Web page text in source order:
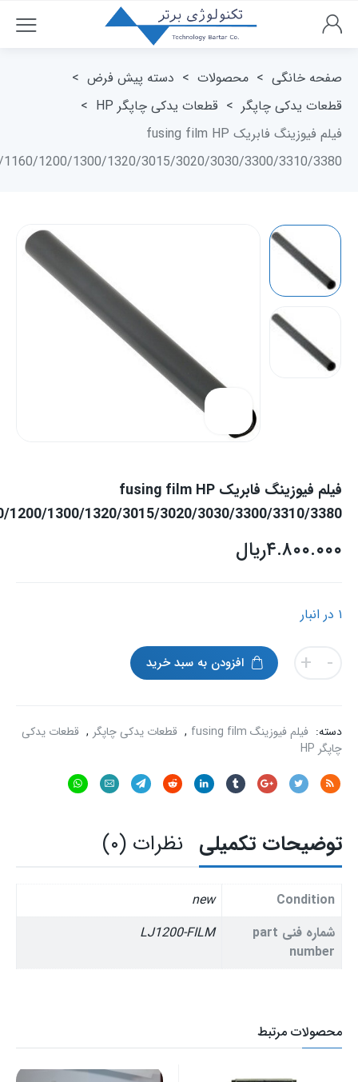
صفحه خانگی > محصولات > دسته پیش فرض >
قطعات یدکی چاپگر > قطعات یدکی چاپگر HP
>
فیلم فیوزینگ فابریک fusing film HP
1200/1300/1320/3015/3020/3030/3300/3310/3380/
فیلم فیوزینگ فابریک fusing film HP
1300/1320/3015/3020/3030/3300/3310/3380/
ریال۴.۸۰۰.۰۰۰
۱ در انبار
-
فیلم
فیوزینگ
film
HP
عدد
+ افزودن به سبد خرید
دسته: فیلم فیوزینگ fusing film , قطعات یدکی چاپگر , قطعات یدکی
چاپگر HP
توضیحات تکمیلی نظرات (۰)
Condition
new
شماره فنی part
number
LJ1200-FILM
محصولات مرتبط